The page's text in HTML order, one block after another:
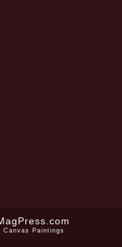
Canvas Paintings